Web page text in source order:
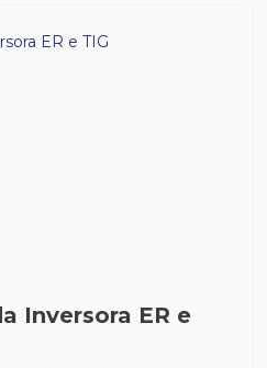
Inversora ER e